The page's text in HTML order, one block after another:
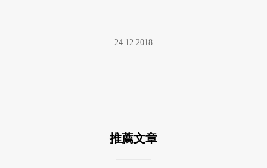
24.12.2018
推薦文章